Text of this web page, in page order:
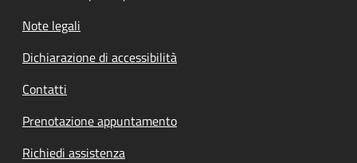
Note legali
Dichiarazione di accessibilità
Contatti
Prenotazione appuntamento
Richiedi assistenza